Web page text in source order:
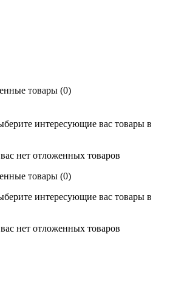
товары (0)
интересующие вас товары в
нет отложенных товаров
товары (0)
интересующие вас товары в
нет отложенных товаров